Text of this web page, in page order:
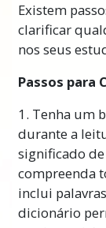
Existem
clarificar
nos seus
Passos para
1. Tenha um
durante a
significado
compreenda
inclui
dicionário